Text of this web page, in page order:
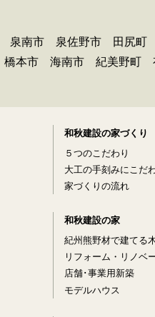
泉南市 泉佐野市 田尻
橋本市 海南市 紀美野
和秋建設の家づくり
５つのこだわり
大工の手刻みにこだ
家づくりの流れ
和秋建設の家
紀州熊野材で建てる
リフォーム・リノベ
店舗･事業用新築
モデルハウス